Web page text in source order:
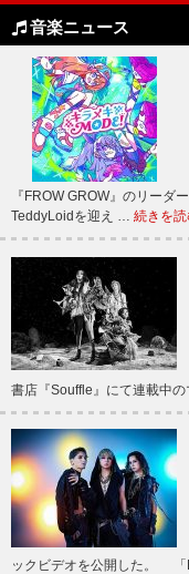
音楽ニュース
『FROW GROW』のリーダ
TeddyLoidを迎え … 続きを
書店『Souffle』にて連載中
ックビデオを公開した。 「